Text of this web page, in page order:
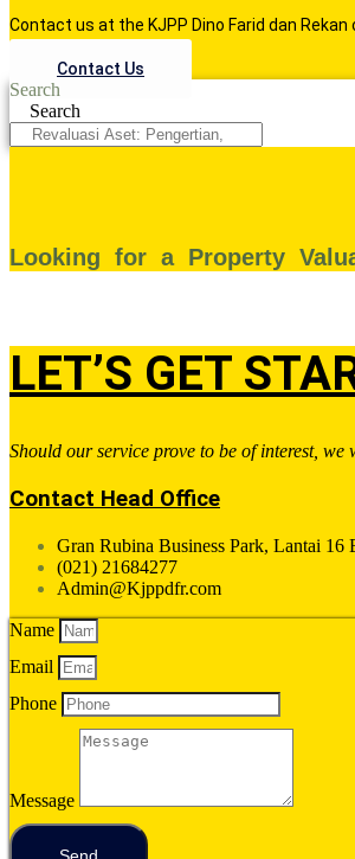
Contact us at the KJPP Dino Farid dan Rekan
Contact Us
Search
Search
Looking for a Property
LET’S GET
Should our service prove to be of interest,
Contact Head Office
Gran Rubina Business Park, Lantai 16
(021) 21684277
Admin@Kjppdfr.com
Name
Email
Phone
Message